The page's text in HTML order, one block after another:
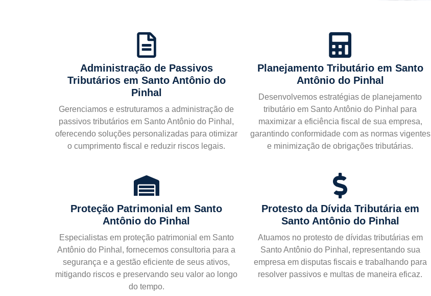
Administração de Passivos
Tributários em Santo Antônio do
Pinhal
Gerenciamos e estruturamos a administração de
passivos tributários em Santo Antônio do Pinhal,
oferecendo soluções personalizadas para otimizar
o cumprimento fiscal e reduzir riscos legais.
Planejamento Tributário em Santo
Antônio do Pinhal
Desenvolvemos estratégias de planejamento
tributário em Santo Antônio do Pinhal para
maximizar a eficiência fiscal de sua empresa,
garantindo conformidade com as normas vigentes
e minimização de obrigações tributárias.
Proteção Patrimonialem Santo
Antônio do Pinhal
Especialistas em proteção patrimonial em Santo
Antônio do Pinhal, fornecemos consultoria para a
segurança e a gestão eficiente de seus ativos,
mitigando riscos e preservando seu valor ao longo
do tempo.
Protesto da Dívida Tributária em
Santo Antônio do Pinhal
Atuamos no protesto de dívidas tributárias em
Santo Antônio do Pinhal, representando sua
empresa em disputas fiscais e trabalhando para
resolver passivos e multas de maneira eficaz.